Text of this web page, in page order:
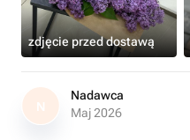
zdjęcie przed dostawą
N
Nadawca
Maj 2026